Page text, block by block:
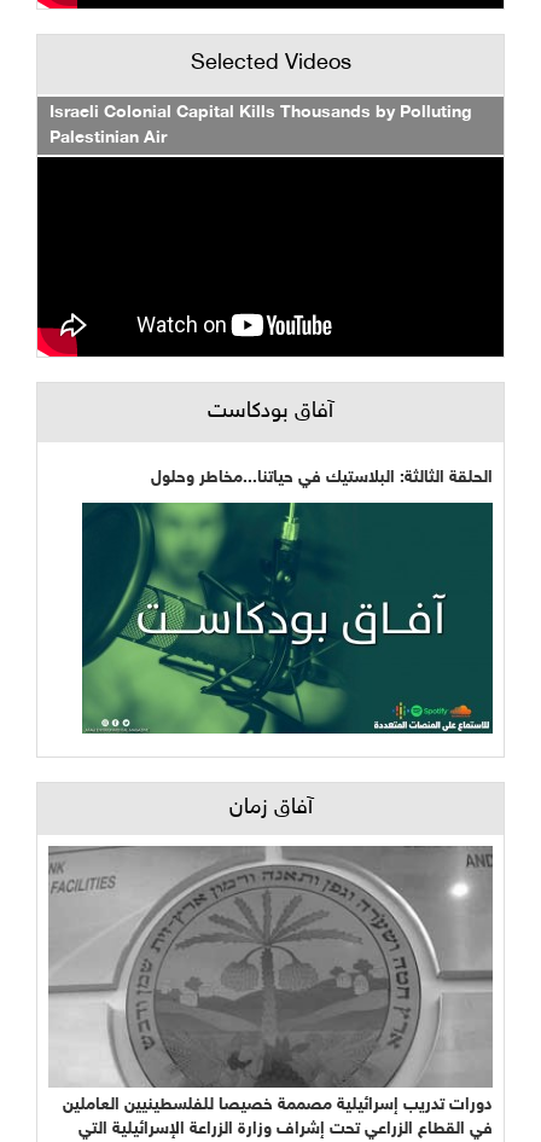
Selected Videos
Israeli Colonial Capital Kills Thousands by Polluting
Palestinian Air
آفاق بودكاست
الحلقة الثالثة: البلاستيك في حياتنا...مخاطر وحلول
آفاق زمان
دورات تدريب إسرائيلية مصممة خصيصا للفلسطينيين العاملين
في القطاع الزراعي تحت إشراف وزارة الزراعة الإسرائيلية التي